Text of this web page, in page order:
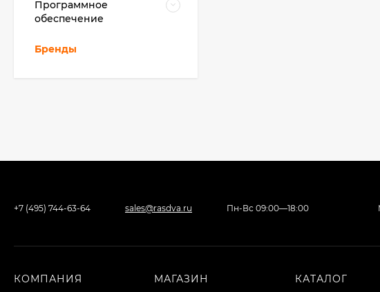
Программное
обеспечение
Бренды
+7 (495) 744-63-64 sales@rasdva.ru Пн-Вс 09:00—18:00
КОМПАНИЯ МАГАЗИН КАТАЛОГ